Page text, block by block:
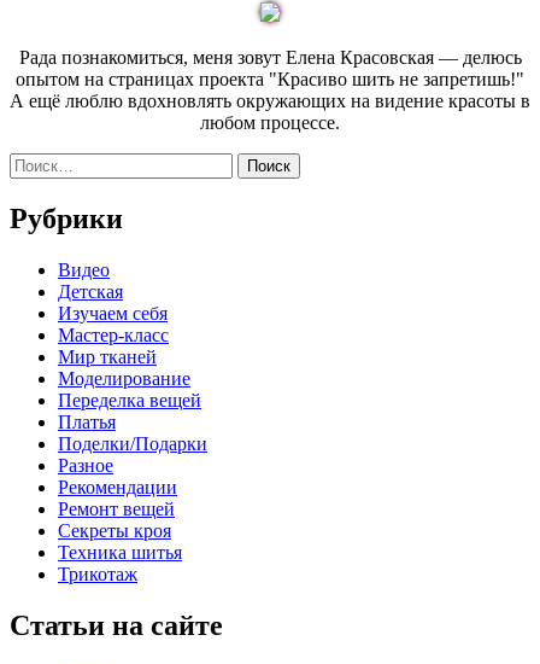
Рада познакомиться, меня зовут Елена Красовская — делюсь
опытом на страницах проекта "Красиво шить не запретишь!"
А ещё люблю вдохновлять окружающих на видение красоты в
любом процессе.
Найти:
Рубрики
Видео
Детская
Изучаем себя
Мастер-класс
Мир тканей
Моделирование
Переделка вещей
Платья
Поделки/Подарки
Разное
Рекомендации
Ремонт вещей
Секреты кроя
Техника шитья
Трикотаж
Статьи на сайте